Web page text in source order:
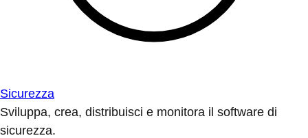
Sicurezza
Sviluppa, crea, distribuisci e monitora il software di
sicurezza.